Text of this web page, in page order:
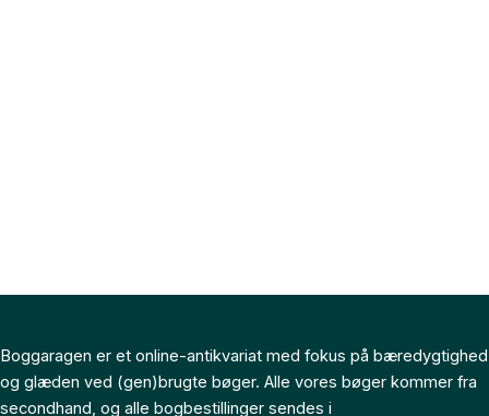
Boggaragen er et online-antikvariat med fokus på bæredygtighed
og glæden ved (gen)brugte bøger. Alle vores bøger kommer fra
secondhand, og alle bogbestillinger sendes i